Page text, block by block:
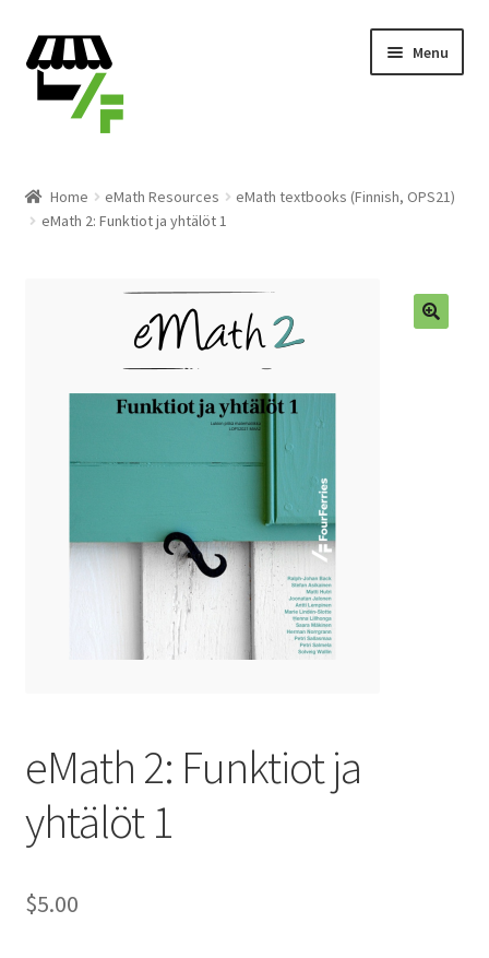
Skip
to
navigation
Skip
to
content
Menu
Cart
Expand
Home eMath Resources
eMath textbooks (Finnish, OPS21)
eMath 2: Funktiot ja yhtälöt 1
eMath 2: Funktiot ja
yhtälöt 1
$5.00